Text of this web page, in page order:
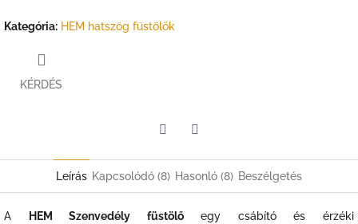
Kategória: HEM hatszög füstölők
KÉRDÉS
Leírás Kapcsolódó (8) Hasonló (8) Beszélgetés
A HEM Szenvedély füstölőegy csábító és érzéki